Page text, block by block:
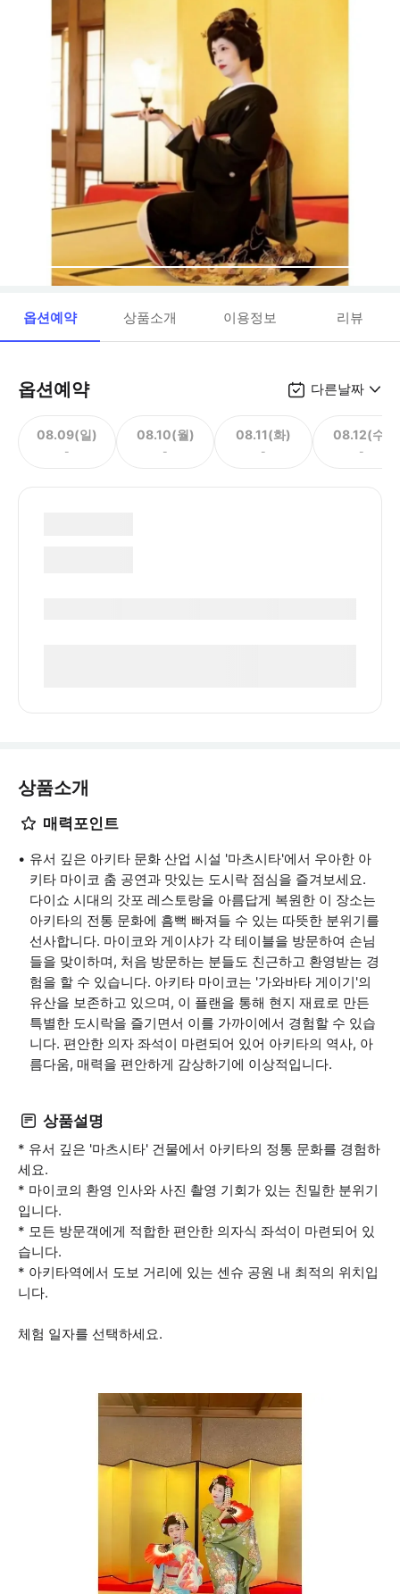
옵션예약 상품소개 이용정보 리뷰
옵션예약 다른날짜
08.09(일)
-
08.10(월)
-
08.11(화)
-
08.12(수)
-
상품소개
매력포인트
유서 깊은 아키타 문화 산업 시설 '마츠시타'에서 우아한 아
키타 마이코 춤 공연과 맛있는 도시락 점심을 즐겨보세요.
다이쇼 시대의 갓포 레스토랑을 아름답게 복원한 이 장소는
아키타의 전통 문화에 흠뻑 빠져들 수 있는 따뜻한 분위기를
선사합니다. 마이코와 게이샤가 각 테이블을 방문하여 손님
들을 맞이하며, 처음 방문하는 분들도 친근하고 환영받는 경
험을 할 수 있습니다. 아키타 마이코는 '가와바타 게이기'의
유산을 보존하고 있으며, 이 플랜을 통해 현지 재료로 만든
특별한 도시락을 즐기면서 이를 가까이에서 경험할 수 있습
니다. 편안한 의자 좌석이 마련되어 있어 아키타의 역사, 아
름다움, 매력을 편안하게 감상하기에 이상적입니다.
상품설명
* 유서 깊은 '마츠시타' 건물에서 아키타의 정통 문화를 경험하
세요.
* 마이코의 환영 인사와 사진 촬영 기회가 있는 친밀한 분위기
입니다.
* 모든 방문객에게 적합한 편안한 의자식 좌석이 마련되어 있
습니다.
* 아키타역에서 도보 거리에 있는 센슈 공원 내 최적의 위치입
니다.
체험 일자를 선택하세요.